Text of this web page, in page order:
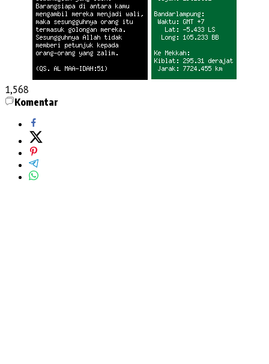
1,568
Komentar